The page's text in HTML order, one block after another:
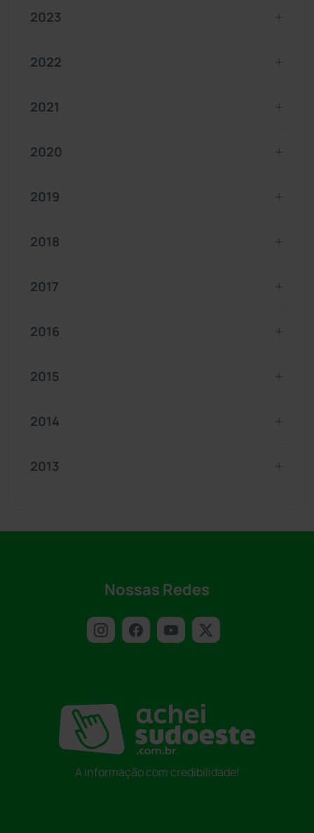
2023
2022
2021
2020
2019
2018
2017
2016
2015
2014
2013
Nossas Redes
A informação com credibilidade!